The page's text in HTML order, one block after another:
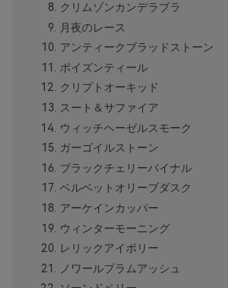
クリムゾンカンデラブラ
月夜のレース
アンティークブラッドストーン
ポイズンティール
クリプトオーキッド
スート＆サファイア
ウィッチヘーゼルスモーク
ガーゴイルストーン
ブラックチェリーバイナル
ベルベットオリーブダスク
アーケインカッパー
ウィンターモーニング
レリックアイボリー
ノワールプラムアッシュ